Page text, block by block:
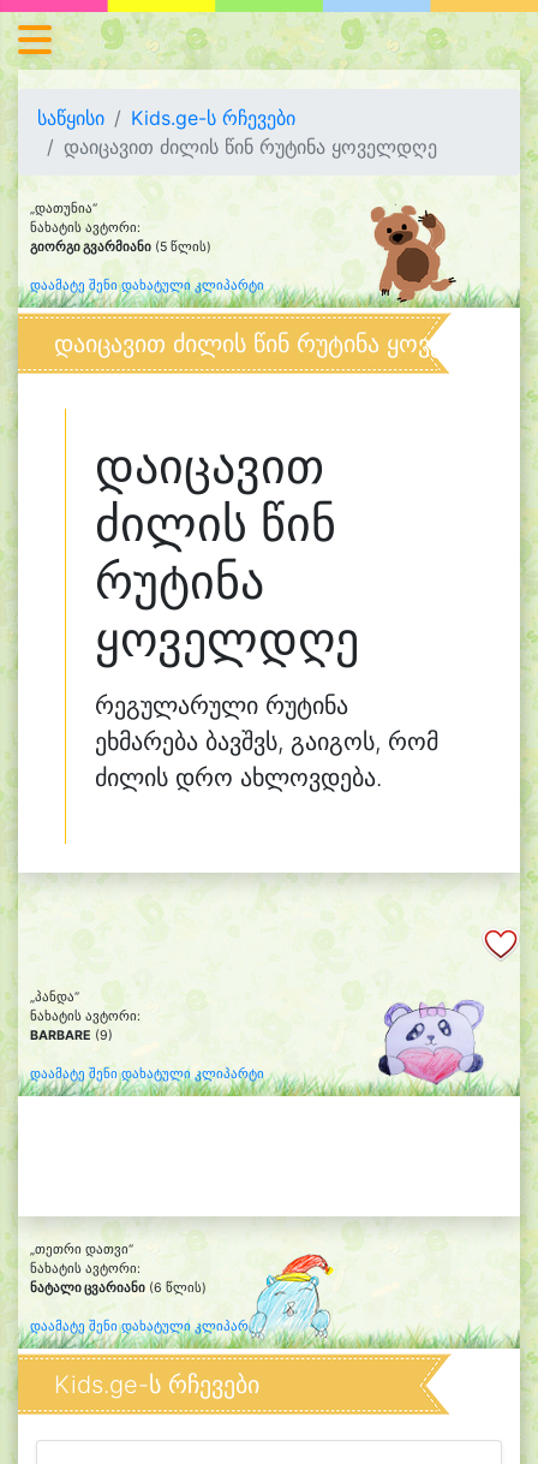
საწყისი
Kids.ge-ს რჩევები
დაიცავით ძილის წინ რუტინა ყოველდღე
„დათუნია“
ნახატის ავტორი:
გიორგი გვარმიანი (5 წლის)
დაამატე შენი დახატული კლიპარტი
დაიცავით ძილის წინ რუტინა ყოველდღე
დაიცავით
ძილის წინ
რუტინა
ყოველდღე
რეგულარული რუტინა
ეხმარება ბავშვს, გაიგოს, რომ
ძილის დრო ახლოვდება.
„პანდა“
ნახატის ავტორი:
BARBARE (9)
დაამატე შენი დახატული კლიპარტი
„თეთრი დათვი“
ნახატის ავტორი:
ნატალი ცვარიანი (6 წლის)
დაამატე შენი დახატული კლიპარტი
Kids.ge-ს რჩევები